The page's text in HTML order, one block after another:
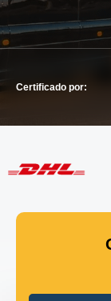
Certificado por: